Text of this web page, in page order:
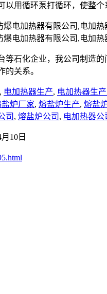
用循环泵打循环，使整
等石化企业，我公司制造
的关系。
, 电加热器生产, 电加热器生
盐炉厂家, 熔盐炉生产, 熔盐
司 , 熔盐炉公司 , 电加热器公
10日